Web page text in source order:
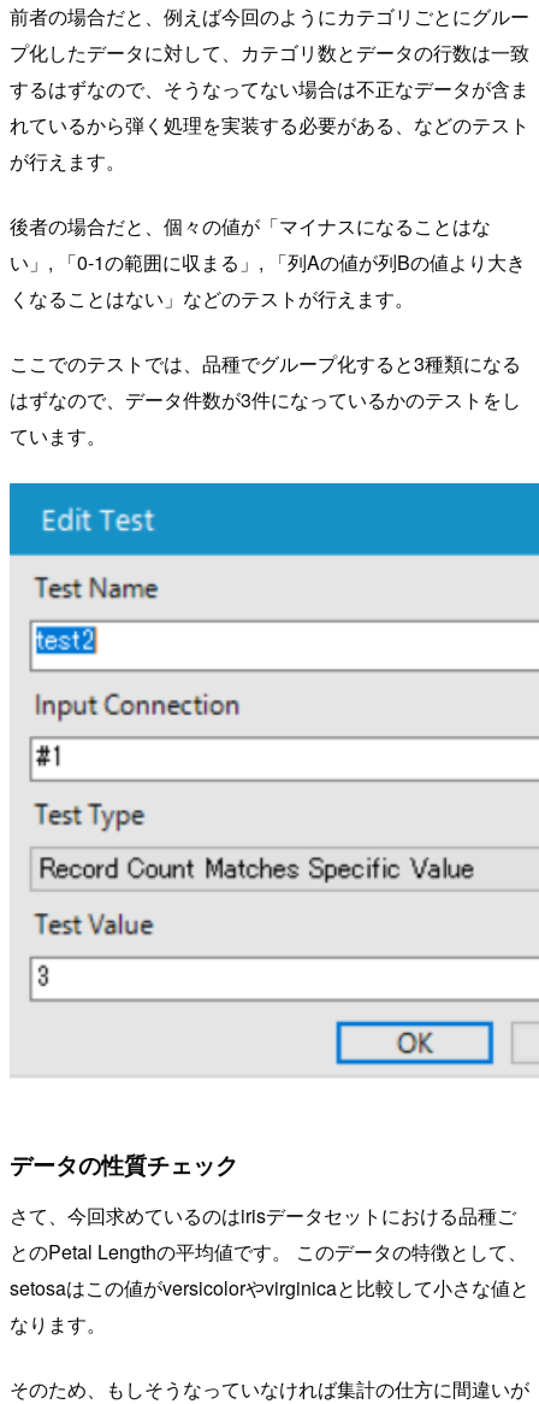
前者の場合だと、例えば今回のようにカテゴリごとにグルー
プ化したデータに対して、カテゴリ数とデータの行数は一致
するはずなので、そうなってない場合は不正なデータが含ま
れているから弾く処理を実装する必要がある、などのテスト
が行えます。
後者の場合だと、個々の値が「マイナスになることはな
い」, 「0-1の範囲に収まる」, 「列Aの値が列Bの値より大き
くなることはない」などのテストが行えます。
ここでのテストでは、品種でグループ化すると3種類になる
はずなので、データ件数が3件になっているかのテストをし
ています。
データの性質チェック
さて、今回求めているのはirisデータセットにおける品種ご
とのPetal Lengthの平均値です。 このデータの特徴として、
setosaはこの値がversicolorやvirginicaと比較して小さな値と
なります。
そのため、もしそうなっていなければ集計の仕方に間違いが